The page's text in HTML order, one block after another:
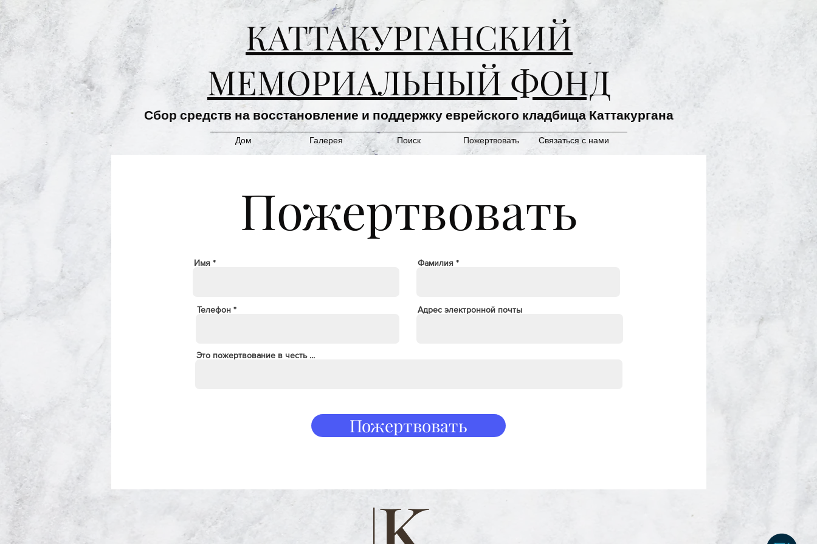
КАТТАКУРГАНСКИЙ
МЕМОРИАЛЬНЫЙ ФОНД
Сбор средств на восстановление и поддержку еврейского кладбища Каттакургана
Дом Галерея Поиск Пожертвовать Связаться с нами
Пожертвовать
Имя
Телефон
Фамилия
Адрес электронной почты
Это пожертвование в честь ...
Пожертвовать